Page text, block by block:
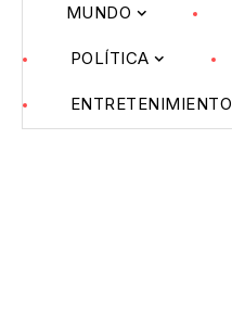
MUNDO
POLÍTICA
ENTRETENIMIENTO